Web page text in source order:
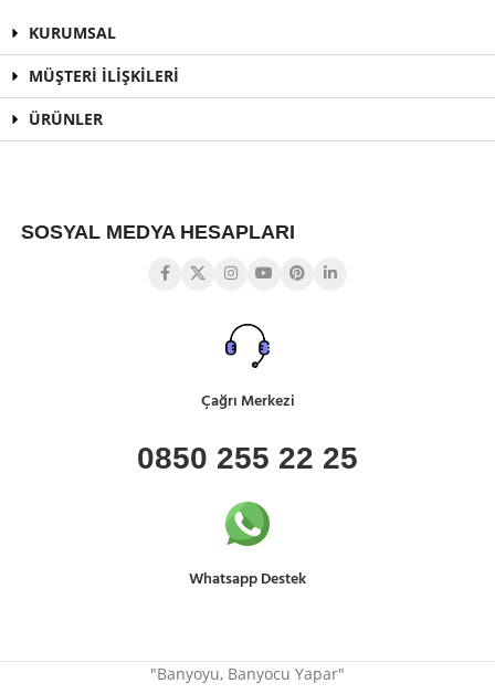
KURUMSAL
MÜŞTERİ İLİŞKİLERİ
ÜRÜNLER
SOSYAL MEDYA HESAPLARI
Çağrı Merkezi
0850 255 22 25
Whatsapp Destek
"Banyoyu, Banyocu Yapar"